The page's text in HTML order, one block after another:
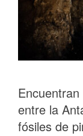
entre la
fósiles de